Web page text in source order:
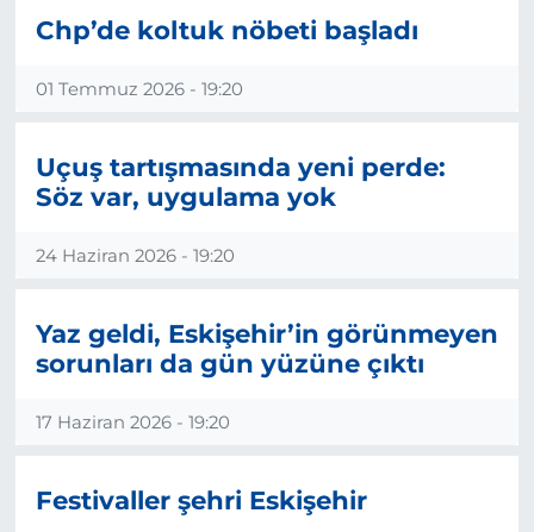
Chp’de koltuk nöbeti başladı
01 Temmuz 2026 - 19:20
Uçuş tartışmasında yeni perde:
Söz var, uygulama yok
24 Haziran 2026 - 19:20
Yaz geldi, Eskişehir’in görünmeyen
sorunları da gün yüzüne çıktı
17 Haziran 2026 - 19:20
Festivaller şehri Eskişehir